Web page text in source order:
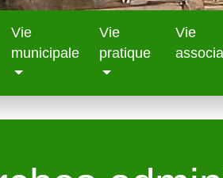
Vie
municipale
Vie
pratique
Vie